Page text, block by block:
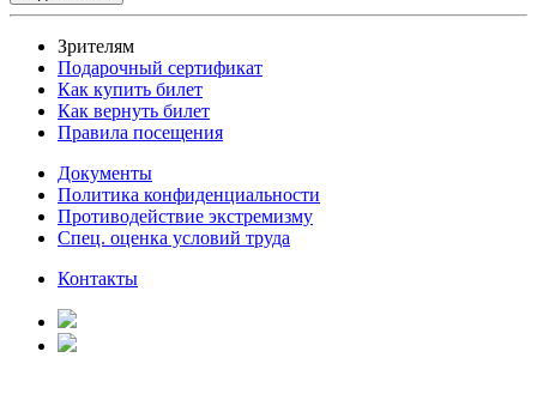
Зрителям
Подарочный сертификат
Как купить билет
Как вернуть билет
Правила посещения
Документы
Политика конфиденциальности
Противодействие экстремизму
Спец. оценка условий труда
Контакты